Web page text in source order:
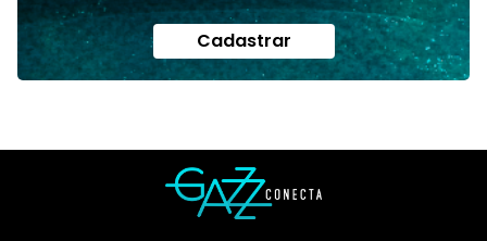
Cadastrar